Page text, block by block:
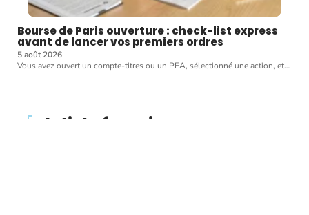
Bourse de Paris ouverture : check-list express
avant de lancer vos premiers ordres
5 août 2026
Vous avez ouvert un compte-titres ou un PEA, sélectionné une action, et…
Article favori